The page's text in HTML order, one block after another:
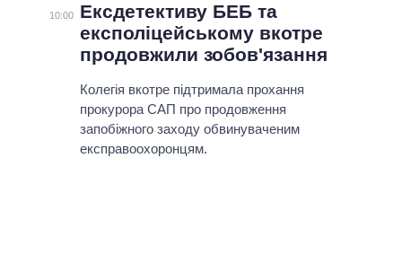
ПОДІЇ
СТАТТІ
ДУМКИ
ОГЛЯДИ
ДАЙДЖЕСТИ
ЕКОНОМІКА
СУСПІЛЬСТВО
СВІТ
ПОЛIТИКИ
УСІ ПОЛІТИКИ
ПРЕЗИДЕНТ І ОФІС
ВЕРХОВНА РАДА
ІНФОГРАФІКА
ВІДЕО
ПІДТРИМАТИ
10:00
Ексдетективу БЕБ та
експоліцейському вкотре
продовжили зобов'язання
Колегія вкотре підтримала прохання
прокурора САП про продовження
запобіжного заходу обвинуваченим
експравоохоронцям.